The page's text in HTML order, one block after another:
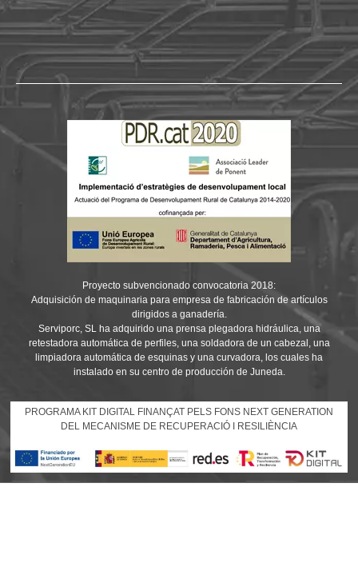
Proyecto subvencionado convocatoria 2018:
Adquisición de maquinaria para empresa de fabricación de artículos
dirigidos a ganadería.
Serviporc, SL ha adquirido una prensa plegadora hidráulica, una
retestadora automática de perfiles, una soldadora de un cabezal, una
limpiadora automática de esquinas y una curvadora, los cuales ha
instalado en su centro de producción de Juneda.
PROGRAMA KIT DIGITAL FINANÇAT PELS FONS NEXT GENERATION
DEL MECANISME DE RECUPERACIÓ I RESILIÈNCIA